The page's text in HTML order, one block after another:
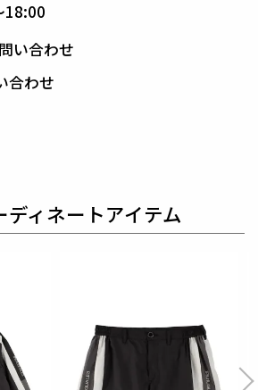
色展開で、ゴルフからトレーニン
動まで幅広く活躍するセットアッ
が提案する、高いデザイン性と
する
された高いデザイン性と最高のフ
備え着る者全てに高揚感と優越感
18:00
い合わせ
合わせ
ディネートアイテム